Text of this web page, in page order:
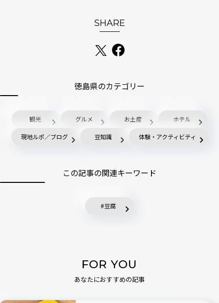
SHARE
徳島県のカテゴリー
観光 グルメ お土産 ホテル
現地ルポ／ブログ 豆知識 体験・アクティビティ
この記事の関連キーワード
豆腐
FOR YOU
あなたにおすすめの記事